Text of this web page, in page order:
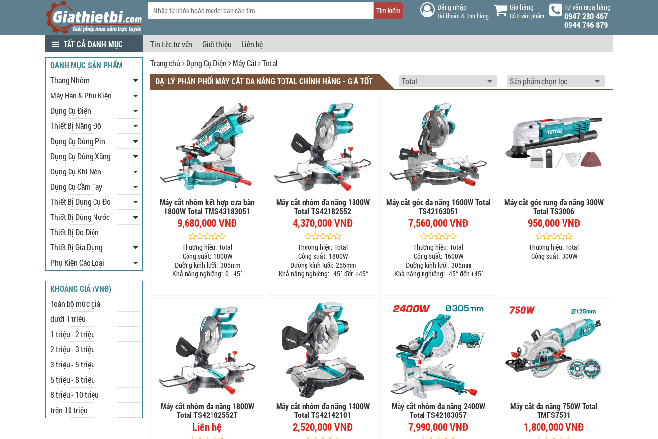
Tìm kiếm Đăng nhập
Tài khoản & Đơn hàng
Giỏ hàng
Có0sản phẩm
Tư vấn mua hàng
0947 280 467
0944 746 879
TẤT CẢ DANH MỤC Tin tức tư vấn Giới thiệu
Liên hệ
Trang chủ
Dụng Cụ Điện Máy Cắt Total
ĐẠI LÝ PHÂN PHỐI MÁY CẮT ĐA NĂNG TOTAL CHÍNH HÃNG - GIÁ TỐT
Máy cắt nhôm kết hợp cưa bàn
1800W Total TMS43183051
9,680,000 VNĐ
Thương hiệu: Total
Công suất: 1800W
Đường kính lưỡi: 305mm
Khả năng nghiêng: 0 - 45°
Máy cắt nhôm đa năng 1800W
Total TS42182552
4,370,000 VNĐ
Thương hiệu: Total
Công suất: 1800W
Đường kính lưỡi: 255mm
Khả năng nghiêng: -45° đến +45°
Máy cắt góc đa năng 1600W Total
TS42163051
7,560,000 VNĐ
Thương hiệu: Total
Công suất: 1600W
Đường kính lưỡi: 305mm
Khả năng nghiêng: -45° đến +45°
Máy cắt góc rung đa năng 300W
Total TS3006
950,000 VNĐ
Thương hiệu: Total
Công suất: 300W
Máy cắt nhôm đa năng 1800W
Total TS42182552T
Liên hệ
Máy cắt nhôm đa năng 1400W
Total TS42142101
2,520,000 VNĐ
Máy cắt nhôm đa năng 2400W
Total TS42183057
7,990,000 VNĐ
Máy cắt đa năng 750W Total
TMFS7501
1,800,000 VNĐ
DANH MỤC SẢN PHẨM
Thang Nhôm
Máy Hàn & Phụ Kiện
Dụng Cụ Điện
Thiết Bị Nâng Đỡ
Dụng Cụ Dùng Pin
Dụng Cụ Dùng Xăng
Dụng Cụ Khí Nén
Dụng Cụ Cầm Tay
Thiết Bị Dụng Cụ Đo
Thiết Bị Dùng Nước
Thiết Bị Đo Điện
Thiết Bị Gia Dụng
Phụ Kiện Các Loại
KHOẢNG GIÁ (VNĐ)
Toàn bộ mức giá
dưới 1 triệu
1 triệu - 2 triệu
2 triệu - 3 triệu
3 triệu - 5 triệu
5 triệu - 8 triệu
8 triệu - 10 triệu
trên 10 triệu